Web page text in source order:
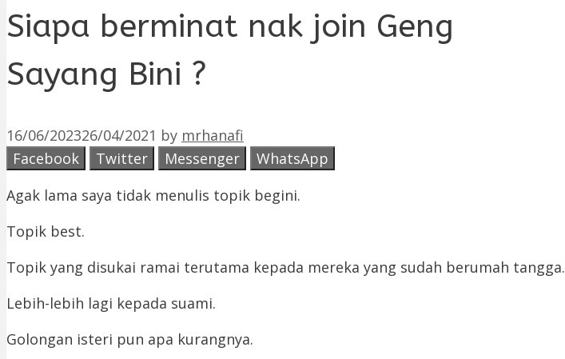
Siapa berminat nak join Geng
Sayang Bini ?
16/06/202326/04/2021 by mrhanafi
Facebook
Twitter Messenger
WhatsApp
Agak lama saya tidak menulis topik begini.
Topik best.
Topik yang disukai ramai terutama kepada mereka yang sudah berumah tangga.
Lebih-lebih lagi kepada suami.
Golongan isteri pun apa kurangnya.